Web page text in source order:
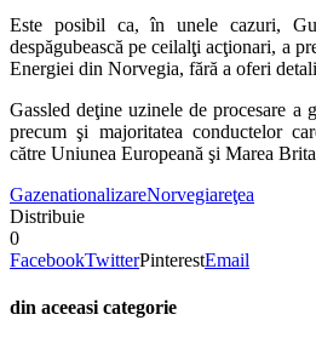
Este posibil ca, în unele cazuri,
despăgubească pe ceilalţi acţionari, a
Energiei din Norvegia, fără a oferi
Gassled deţine uzinele de procesare a
precum şi majoritatea conductelor
către Uniunea Europeană şi Marea
GazenationalizareNorvegiareţea
Distribuie
0
FacebookTwitterPinterestEmail
din aceeasi categorie